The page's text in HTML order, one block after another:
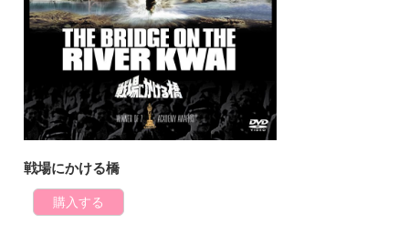
戦場にかける橋
購入する